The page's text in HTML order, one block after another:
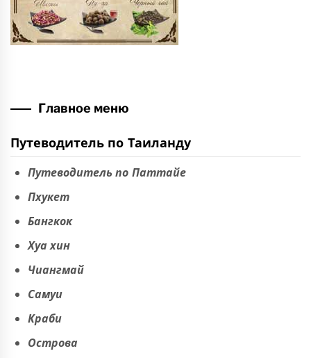
Главное меню
Путеводитель по Таиланду
Путеводитель по Паттайе
Пхукет
Бангкок
Хуа хин
Чиангмай
Самуи
Краби
Острова